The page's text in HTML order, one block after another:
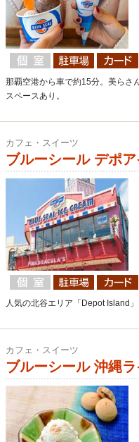
那覇空港から車で約15分。美らさ
スペースあり。
カフェ・スイーツ
ブルーシール デポ
人気の北谷エリア「Depot Island
カフェ・スイーツ
ブルーシール 沖縄